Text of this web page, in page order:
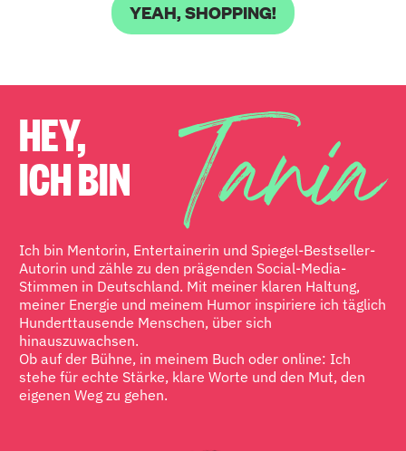
YEAH, SHOPPING!
HEY,
ICH BIN
Ich bin Mentorin, Entertainerin und Spiegel-Bestseller-
Autorin und zähle zu den prägenden Social-Media-
Stimmen in Deutschland. Mit meiner klaren Haltung,
meiner Energie und meinem Humor inspiriere ich täglich
Hunderttausende Menschen, über sich
hinauszuwachsen.
Ob auf der Bühne, in meinem Buch oder online: Ich
stehe für echte Stärke, klare Worte und den Mut, den
eigenen Weg zu gehen.